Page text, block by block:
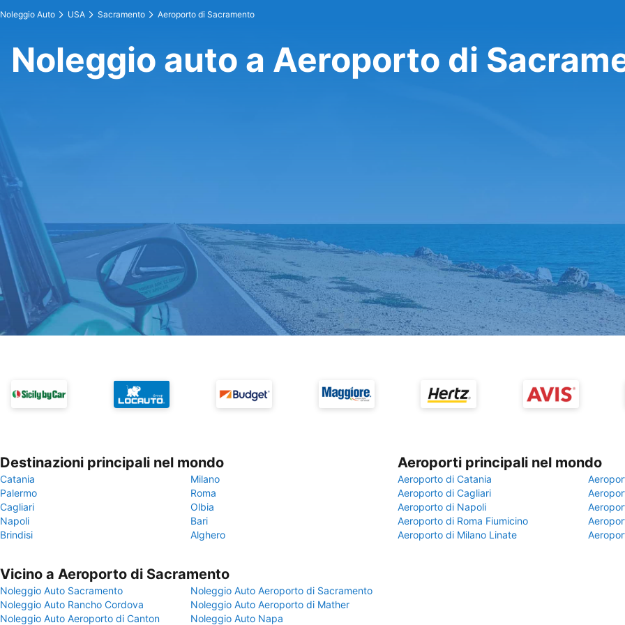
Noleggio Auto USA Sacramento Aeroporto di Sacramento
Noleggio auto a Aeroporto di
Destinazioni principali nel mondo
Catania
Milano
Palermo
Roma
Cagliari
Olbia
Napoli
Bari
Brindisi
Alghero
Aeroporti principali nel mondo
Aeroporto di Catania
Aeroporto di Cagliari
Aeroporto di Napoli
Aeroporto di Roma Fiumicino
Aeroporto di Milano Linate
Vicino a Aeroporto di Sacramento
Noleggio Auto Sacramento
Noleggio Auto Aeroporto di Sacramento
Noleggio Auto Rancho Cordova
Noleggio Auto Aeroporto di Mather
Noleggio Auto Aeroporto di Canton
Noleggio Auto Napa